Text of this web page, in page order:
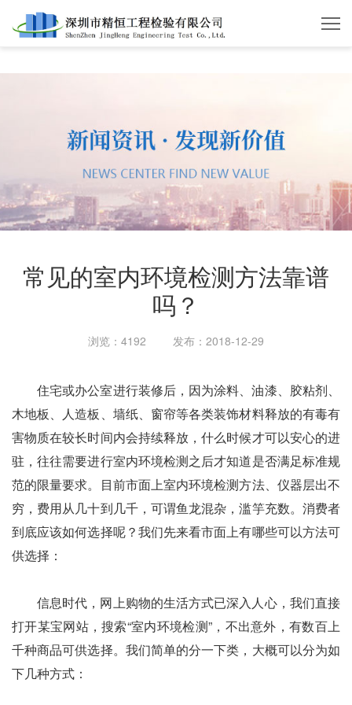
开云体育·开云官方网站
常见的室内环境检测方法靠谱
吗？
浏览：4192 发布：2018-12-29
住宅或办公室进行装修后，因为涂料、油漆、胶粘剂、
木地板、人造板、墙纸、窗帘等各类装饰材料释放的有毒有
害物质在较长时间内会持续释放，什么时候才可以安心的进
驻，往往需要进行室内环境检测之后才知道是否满足标准规
范的限量要求。目前市面上室内环境检测方法、仪器层出不
穷，费用从几十到几千，可谓鱼龙混杂，滥竽充数。消费者
到底应该如何选择呢？我们先来看市面上有哪些可以方法可
供选择：
信息时代，网上购物的生活方式已深入人心，我们直接
打开某宝网站，搜索“室内环境检测”，不出意外，有数百上
千种商品可供选择。我们简单的分一下类，大概可以分为如
下几种方式：